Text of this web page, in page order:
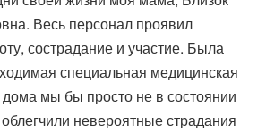
Весь персонал проявил
сострадание и участие. Была
специальная медицинская
мы бы просто не в состоянии
невероятные страдания